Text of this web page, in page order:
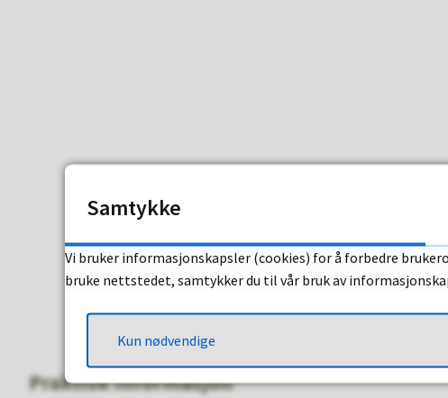
Praktisk informasjon
Samtykke
Vi bruker informasjonskapsler (cookies) for å forbedre
bruke nettstedet, samtykker du til vår bruk av
Kun nødvendige